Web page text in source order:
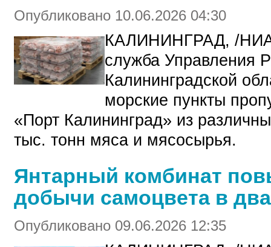
Опубликовано 10.06.2026 04:30
КАЛИНИНГРАД, /
служба Управления
Калининградской
морские пункты
«Порт Калининград» из
тыс. тонн мяса и мясосырья.
Янтарный комбинат
добычи самоцвета в
Опубликовано 09.06.2026 12:35